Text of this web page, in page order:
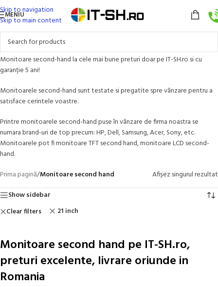
Skip to navigation
Skip to main content
MENIU
Monitoare second-hand la cele mai bune preturi doar pe IT-SH.ro si cu
garanție 5 ani!
Monitoarele second-hand sunt testate si pregatite spre vânzare pentru a
satisface cerintele voastre.
Printre monitoarele second-hand puse în vânzare de firma noastra se
numara brand-uri de top precum: HP, Dell, Samsung, Acer, Sony, etc.
Monitoarele pot fi monitoare TFT second hand, monitoare LCD second-
hand.
Prima pagină/Monitoare second hand
Afișez singurul rezultat
Show sidebar
Clear filters 21 inch
Monitoare second hand pe IT-SH.ro,
preturi excelente, livrare oriunde in
Romania